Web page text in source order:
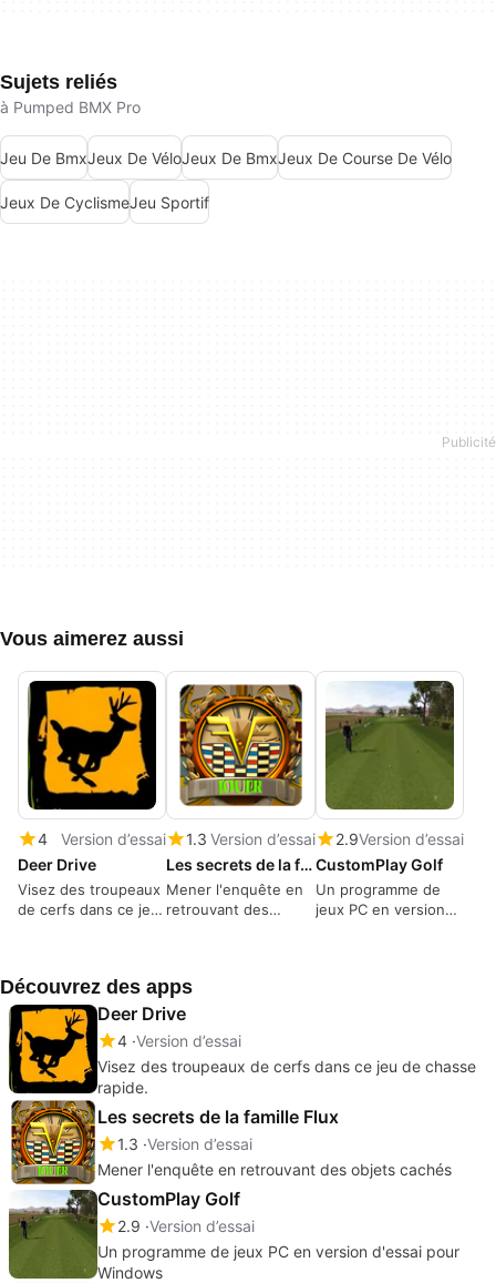
Sujets reliés
à Pumped BMX Pro
Jeu De BmxJeux De VéloJeux De BmxJeux De Course De Vélo
Jeux De CyclismeJeu Sportif
Vous aimerez aussi
4
Version d’essai
Deer Drive
Visez des troupeaux
de cerfs dans ce jeu
1.3 Version d’essai
Les secrets de la famille Flux
Mener l'enquête en
retrouvant des
2.9Version d’essai
CustomPlay Golf
Un programme de
jeux PC en version
Découvrez des apps
Deer Drive
4 Version d’essai
Visez des troupeaux de cerfs dans ce jeu de chasse
rapide.
Les secrets de la famille Flux
1.3 Version d’essai
Mener l'enquête en retrouvant des objets cachés
CustomPlay Golf
2.9 Version d’essai
Un programme de jeux PC en version d'essai pour
Windows